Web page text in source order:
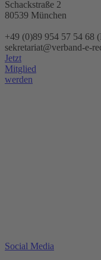
Schackstraße 2
80539 München
+49 (0)89 954 57 54 68
sekretariat@verband-e-
Jetzt
Mitglied
werden
Social Media